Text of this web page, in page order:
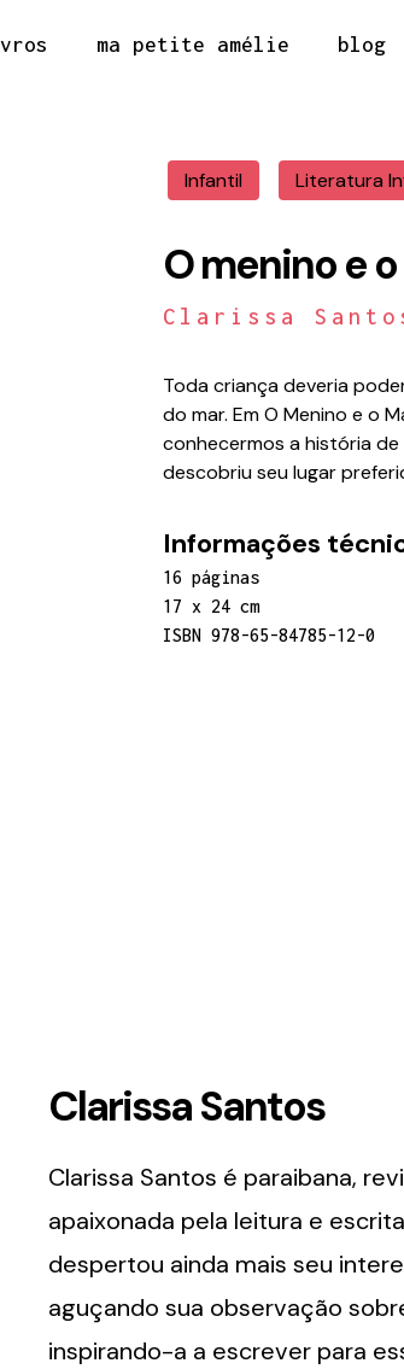
ma petite amélie
blog
Infantil Literatura
O menino e
Clarissa
Toda criança deveria
do mar. Em O Menino e o
conhecermos a história
descobriu seu lugar
Informações
16 páginas
17 x 24 cm
ISBN 978-65-84785-12-0
Clarissa Santos
Clarissa Santos é paraibana,
apaixonada pela leitura e
despertou ainda mais seu
aguçando sua observação
inspirando-a a escrever para